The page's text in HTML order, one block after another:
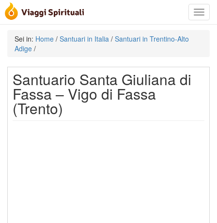
Toggle
Sei in: Home / Santuari in Italia / Santuari in Trentino-Alto
Adige /
Santuario Santa Giuliana di
Fassa – Vigo di Fassa
(Trento)